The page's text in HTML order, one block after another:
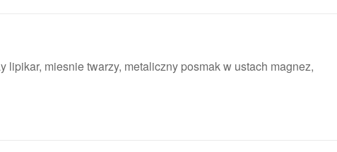
miesnie twarzy, metaliczny posmak w ustach magnez,